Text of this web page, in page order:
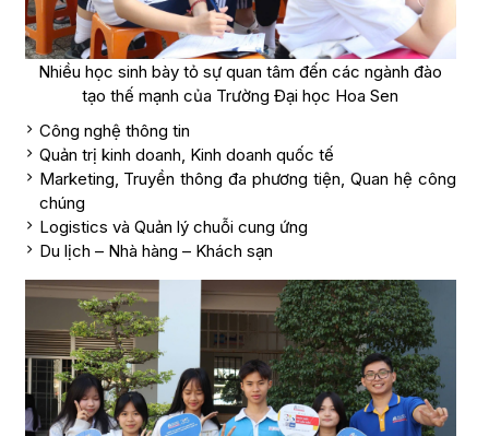
Nhiều học sinh bày tỏ sự quan tâm đến các ngành đào
tạo thế mạnh của Trường Đại học Hoa Sen
Công nghệ thông tin
Quản trị kinh doanh, Kinh doanh quốc tế
Marketing, Truyền thông đa phương tiện, Quan hệ công
chúng
Logistics và Quản lý chuỗi cung ứng
Du lịch – Nhà hàng – Khách sạn